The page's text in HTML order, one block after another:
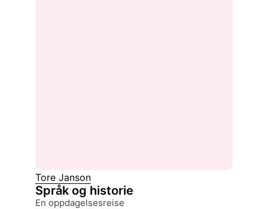
Tore Janson
Språk og historie
en oppdagelsesreise